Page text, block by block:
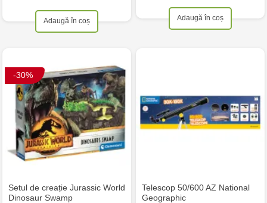
Adaugă în coș Adaugă în coș
-30%
Setul de creație Jurassic World
Dinosaur Swamp
Telescop 50/600 AZ National
Geographic